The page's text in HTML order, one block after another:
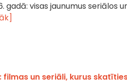
gadā: visas jaunumus seriālos
un seriāli, kurus